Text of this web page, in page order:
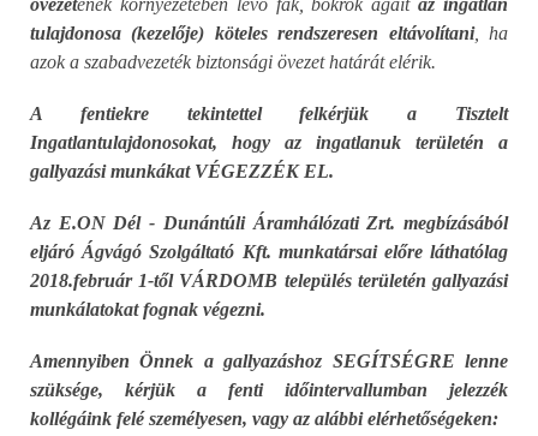
övezetének környezetében lévő fák, bokrok ágaitaz ingatlan
tulajdonosa (kezelője) köteles rendszeresen eltávolítani, ha
azok a szabadvezeték biztonsági övezet határát elérik.
A fentiekre tekintettel felkérjük a Tisztelt
Ingatlantulajdonosokat, hogy az ingatlanuk területén a
gallyazási munkákat VÉGEZZÉK EL.
Az E.ON Dél - Dunántúli Áramhálózati Zrt. megbízásából
eljáró Ágvágó Szolgáltató Kft. munkatársai előre láthatólag
2018.február 1-től VÁRDOMB település területén gallyazási
munkálatokat fognak végezni.
Amennyiben Önnek a gallyazáshoz SEGÍTSÉGRE lenne
szüksége, kérjük a fenti időintervallumban jelezzék
kollégáink felé személyesen, vagy az alábbi elérhetőségeken: